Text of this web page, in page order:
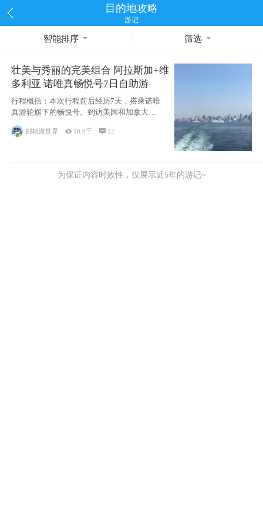
目的地攻略
游记
智能排序 筛选
壮美与秀丽的完美组合 阿拉斯加+维
多利亚 诺唯真畅悦号7日自助游
行程概括：本次行程前后经历7天，搭乘诺唯
真游轮旗下的畅悦号。到访美国和加拿大的4
个州/省：美国华盛顿州
邮轮游世界  10.0千  12
为保证内容时效性，仅展示近5年的游记~